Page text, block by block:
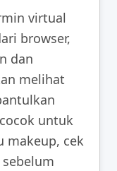
virtual
browser,
dan
melihat
untuk
makeup, cek